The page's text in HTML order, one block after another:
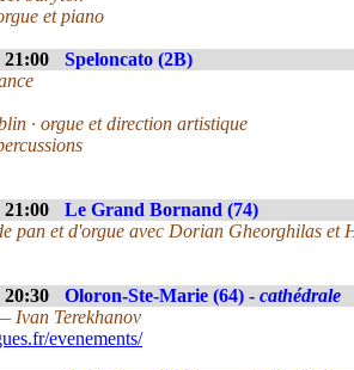
et piano
21:00
Speloncato (2B)
· orgue et direction artistique
21:00
Le Grand Bornand (74)
pan et d'orgue avec Dorian Gheorghilas et
20:30 Oloron-Ste-Marie (64) - cathédrale
Ivan Terekhanov
evenements/